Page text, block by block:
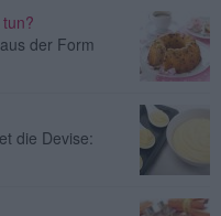
der Form
die Devise: